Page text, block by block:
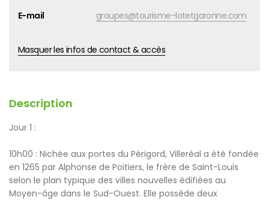
E-mail
groupes@tourisme-lotetgaronne.com
Masquer les infos de contact & accès
Description
Jour 1 :
10h00 : Nichée aux portes du Périgord, Villeréal a été fondée
en 1265 par Alphonse de Poitiers, le frère de Saint-Louis
selon le plan typique des villes nouvelles édifiées au
Moyen-âge dans le Sud-Ouest. Elle possède deux